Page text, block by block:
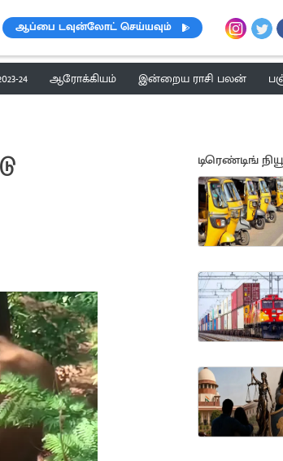
ஆப்பை டவுன்லோட் செய்யவும்
24 ஆரோக்கியம் இன்றைய ராசி பலன்
டிரெண்டிங்